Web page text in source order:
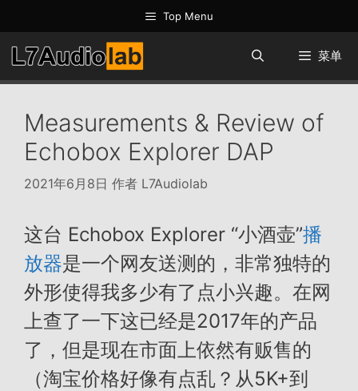
至
内
容
Top Menu
菜单
Measurements & Review of
Echobox Explorer DAP
2021年6月8日 作者 L7Audiolab
这台 Echobox Explorer “小酒壶”播
放器是一个网友送测的，非常独特的
外形使得我多少有了点小兴趣。在网
上查了一下这已经是2017年的产品
了，但是现在市面上依然有贩售的
（淘宝价格好像有点乱？从5K+到